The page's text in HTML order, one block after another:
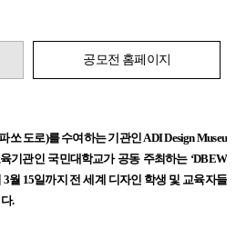
공모전 홈페이지
쏘 도로)를 수여하는 기관인 ADI Design Museu
기관인 국민대학교가 공동 주최하는 ‘DBEW
3월 15일까지 전 세계 디자인 학생 및 교육자들
.